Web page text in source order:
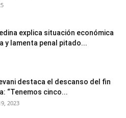
explica situación económica
y lamenta penal pitado...
destaca el descanso del fin
“Tenemos cinco...
2023